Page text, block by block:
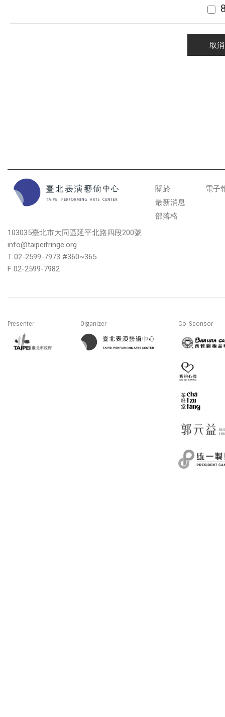
取消
103035臺北市大同區延平北路四段200號
info@taipeifringe.org
T 02-2599-7973 #360~365
F 02-2599-7982
關於
最新消息
部落格
電子
Presenter Organizer Co-Sponsor